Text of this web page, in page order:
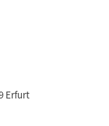
Erfurt